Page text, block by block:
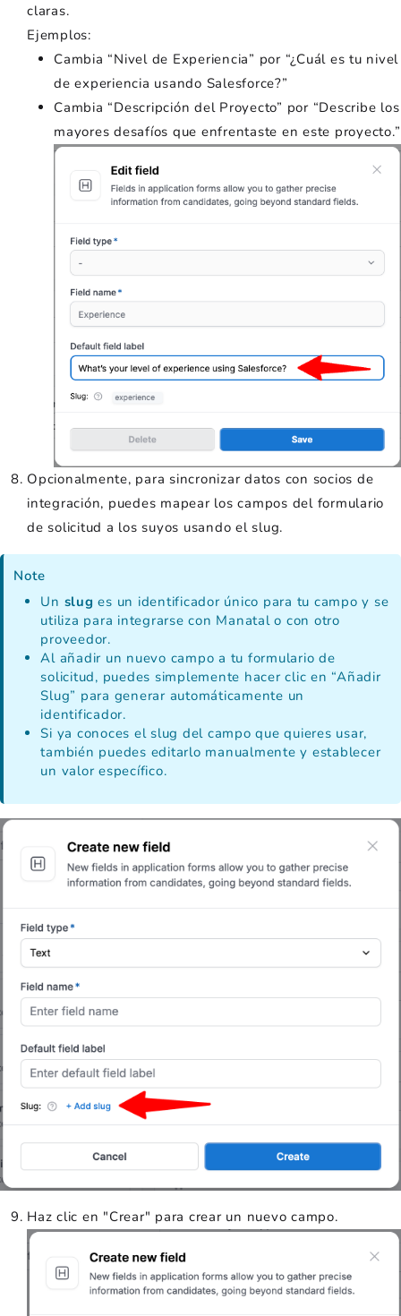
claras.
Ejemplos:
Cambia “Nivel de Experiencia” por “¿Cuál es tu nivel
de experiencia usando Salesforce?”
Cambia “Descripción del Proyecto” por “Describe los
mayores desafíos que enfrentaste en este proyecto.”
Opcionalmente, para sincronizar datos con socios de
integración, puedes mapear los campos del formulario
de solicitud a los suyos usando el slug.
Note
Un slug es un identificador único para tu campo y se
utiliza para integrarse con Manatal o con otro
proveedor.
Al añadir un nuevo campo a tu formulario de
solicitud, puedes simplemente hacer clic en “Añadir
Slug” para generar automáticamente un
identificador.
Si ya conoces el slug del campo que quieres usar,
también puedes editarlo manualmente y establecer
un valor específico.
Haz clic en "Crear" para crear un nuevo campo.